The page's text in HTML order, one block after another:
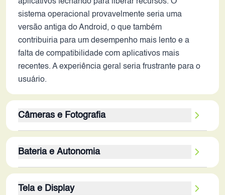
sistema operacional provavelmente seria uma
versão antiga do Android, o que também
contribuiria para um desempenho mais lento e a
falta de compatibilidade com aplicativos mais
recentes. A experiência geral seria frustrante para o
usuário.
Câmeras e Fotografia
mais evidentes. Em 2026, essa resolução seria
insuficiente para produzir fotos e vídeos com
estabilização óptica, modos de cena avançados e
Bateria e Autonomia
2013, essa capacidade já era considerada
Tela e Display